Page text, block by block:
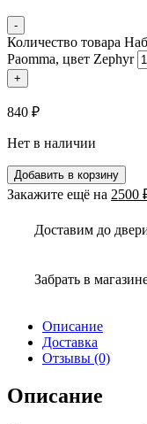
-
Количество товара
Paomma, цвет Zephyr
+
840 ₽
Нет в наличии
Добавить в корзину
Закажите ещё на 2500
Доставим до
Забрать в
Описание
Доставка
Отзывы (0)
Описание